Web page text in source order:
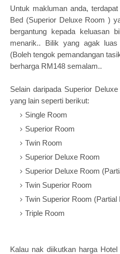
Untuk makluman anda,
Bed (Superior Deluxe Room )
bergantung kepada keluasan
menarik.. Bilik yang agak luas
(Boleh tengok pemandangan
berharga RM148 semalam..
Selain daripada Superior
yang lain seperti berikut:
Single Room
Superior Room
Twin Room
Superior Deluxe Room
Superior Deluxe Room
Twin Superior Room
Twin Superior Room (Partial
Triple Room
Kalau nak diikutkan harga